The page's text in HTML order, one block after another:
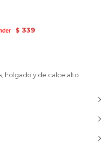
$ 339
holgado y de calce alto